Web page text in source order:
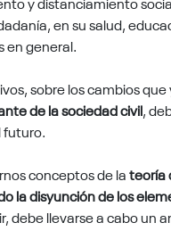
en su salud,
en general.
sobre los cambios
de la sociedad civil,
futuro.
conceptos de lateoría
la disyunción de los
debe llevarse a cabo un